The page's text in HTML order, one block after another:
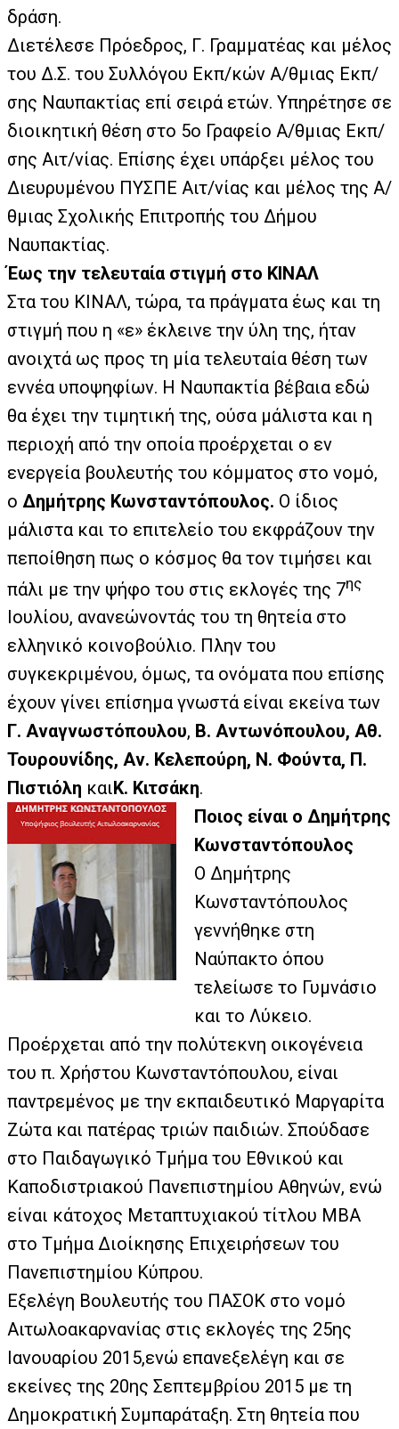
δράση.
Διετέλεσε Πρόεδρος, Γ. Γραμματέας και μέλος
του Δ.Σ. του Συλλόγου Εκπ/κών Α/θμιας Εκπ/
σης Ναυπακτίας επί σειρά ετών. Υπηρέτησε σε
διοικητική θέση στο 5ο Γραφείο Α/θμιας Εκπ/
σης Αιτ/νίας. Επίσης έχει υπάρξει μέλος του
Διευρυμένου ΠΥΣΠΕ Αιτ/νίας και μέλος της Α/
θμιας Σχολικής Επιτροπής του Δήμου
Ναυπακτίας.
Έως την τελευταία στιγμή στο ΚΙΝΑΛ
Στα του ΚΙΝΑΛ, τώρα, τα πράγματα έως και τη
στιγμή που η «ε» έκλεινε την ύλη της, ήταν
ανοιχτά ως προς τη μία τελευταία θέση των
εννέα υποψηφίων. Η Ναυπακτία βέβαια εδώ
θα έχει την τιμητική της, ούσα μάλιστα και η
περιοχή από την οποία προέρχεται ο εν
ενεργεία βουλευτής του κόμματος στο νομό,
ο Δημήτρης Κωνσταντόπουλος. Ο ίδιος
μάλιστα και το επιτελείο του εκφράζουν την
πεποίθηση πως ο κόσμος θα τον τιμήσει και
πάλι με την ψήφο του στις εκλογές της 7ης
Ιουλίου, ανανεώνοντάς του τη θητεία στο
ελληνικό κοινοβούλιο. Πλην του
συγκεκριμένου, όμως, τα ονόματα που επίσης
έχουν γίνει επίσημα γνωστά είναι εκείνα των
Γ. Αναγνωστόπουλου, Β. Αντωνόπουλου, Αθ.
Τουρουνίδης, Αν. Κελεπούρη, Ν. Φούντα, Π.
Πιστιόλη καιΚ. Κιτσάκη.
Ποιος είναι ο Δημήτρης
Κωνσταντόπουλος
Ο Δημήτρης
Κωνσταντόπουλος
γεννήθηκε στη
Ναύπακτο όπου
τελείωσε το Γυμνάσιο
και το Λύκειο.
Προέρχεται από την πολύτεκνη οικογένεια
του π. Χρήστου Κωνσταντόπουλου, είναι
παντρεμένος με την εκπαιδευτικό Μαργαρίτα
Ζώτα και πατέρας τριών παιδιών. Σπούδασε
στο Παιδαγωγικό Τμήμα του Εθνικού και
Καποδιστριακού Πανεπιστημίου Αθηνών, ενώ
είναι κάτοχος Μεταπτυχιακού τίτλου MBA
στο Τμήμα Διοίκησης Επιχειρήσεων του
Πανεπιστημίου Κύπρου.
Εξελέγη Βουλευτής του ΠΑΣΟΚ στο νομό
Αιτωλοακαρνανίας στις εκλογές της 25ης
Ιανουαρίου 2015,ενώ επανεξελέγη και σε
εκείνες της 20ης Σεπτεμβρίου 2015 με τη
Δημοκρατική Συμπαράταξη. Στη θητεία που